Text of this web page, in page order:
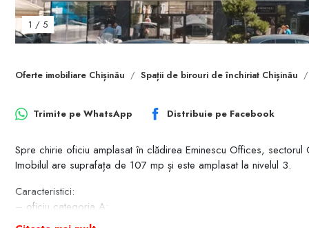
1 / 5
Oferte imobiliare Chișinău Spații de birouri de închiriat Chișinău
Trimite pe WhatsApp Distribuie pe Facebook
Spre chirie oficiu amplasat în clădirea Eminescu Offices, sectorul
Imobilul are suprafața de 107 mp și este amplasat la nivelul 3.
Caracteristici:
– oficiu categoria A;
– reparatie